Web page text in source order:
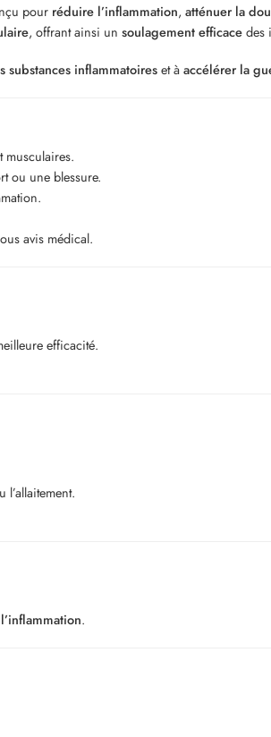
pour réduire l’inflammation, atténuer la
, offrant ainsi un soulagement efficacedes
substances inflammatoireset àaccélérer la
ou une blessure.
avis médical.
efficacité.
.